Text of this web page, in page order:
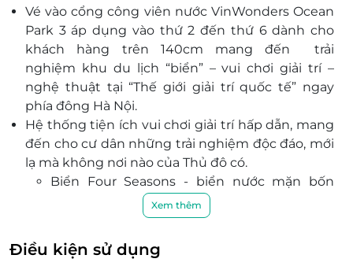
Vé vào cổng công viên nước VinWonders Ocean
Park 3 áp dụng vào thứ 2 đến thứ 6 dành cho
khách hàng trên 140cm mang đến trải
nghiệm khu du lịch “biển” – vui chơi giải trí –
nghệ thuật tại “Thế giới giải trí quốc tế” ngay
phía đông Hà Nội.
Hệ thống tiện ích vui chơi giải trí hấp dẫn, mang
đến cho cư dân những trải nghiệm độc đáo, mới
lạ mà không nơi nào của Thủ đô có.
Biển Four Seasons - biển nước mặn bốn
mùa: Nơi trải nghiệm “tắm biển trong nhà”
duy nhất và lần đầu tiên có mặt tại Việt Nam.
Biển Tropical Lagoon - biển nước mặn nhiệt
đới: Với nhiều hoạt động vui chơi mặt nước
Xem thêm
Điều kiện sử dụng